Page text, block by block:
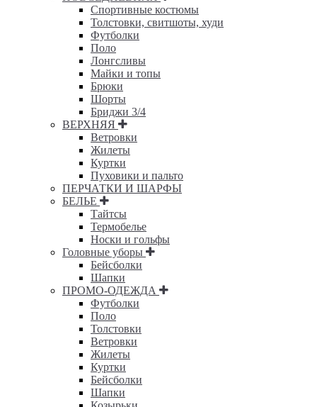
Спортивные костюмы
Толстовки, свитшоты, худи
Футболки
Поло
Лонгсливы
Майки и топы
Брюки
Шорты
Бриджи 3/4
ВЕРХНЯЯ
Ветровки
Жилеты
Куртки
Пуховики и пальто
ПЕРЧАТКИ И ШАРФЫ
БЕЛЬЕ
Тайтсы
Термобелье
Носки и гольфы
Головные уборы
Бейсболки
Шапки
ПРОМО-ОДЕЖДА
Футболки
Поло
Толстовки
Ветровки
Жилеты
Куртки
Бейсболки
Шапки